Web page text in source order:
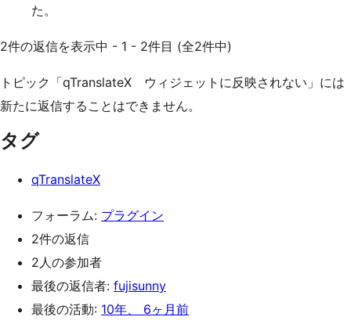
た。
2件の返信を表示中 - 1 - 2件目 (全2件中)
トピック「qTranslateX ウィジェットに反映されない」には
新たに返信することはできません。
タグ
qTranslateX
フォーラム: プラグイン
2件の返信
2人の参加者
最後の返信者: fujisunny
最後の活動: 10年、 6ヶ月前